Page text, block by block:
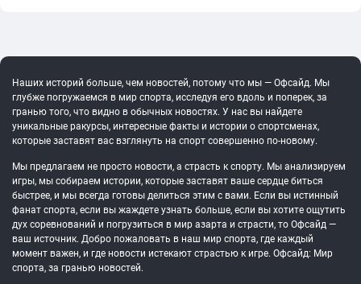
Наших историй больше, чем новостей, потому что мы — Офсайд. Мы
глубже погружаемся в мир спорта, исследуя его вдоль и поперек, за
гранью того, что видно в обычных новостях. У нас вы найдете
уникальные ракурсы, интересные факты и истории о спортсменах,
которые заставят вас взглянуть на спорт совершенно по-новому.
Мы предлагаем не просто новости, а страсть к спорту. Мы анализируем
игры, мы собираем истории, которые заставят ваше сердце биться
быстрее, и мы всегда готовы делиться этим с вами. Если вы истинный
фанат спорта, если вы жаждете узнать больше, если вы хотите ощутить
дух соревнований и погрузиться в мир азарта и страсти, то Офсайд —
ваш источник. Добро пожаловать в наш мир спорта, где каждый
момент важен, и где новости истекают страстью к игре. Офсайд: Мир
спорта, за гранью новостей.